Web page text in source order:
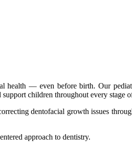
health — even before birth. Our
children throughout every stage
dentofacial growth issues
approach to dentistry.